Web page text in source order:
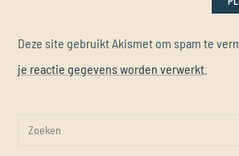
Deze site gebruikt Akismet om spam te
je reactie gegevens worden verwerkt